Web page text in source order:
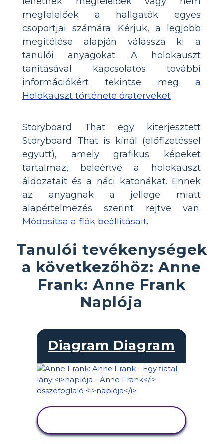
megfelelőek a hallgatók egyes
csoportjai számára. Kérjük, a legjobb
megítélése alapján válassza ki a
tanulói anyagokat. A holokauszt
tanításával kapcsolatos további
információkért tekintse meg a
Holokauszt története óraterveket
Storyboard That egy kiterjesztett
Storyboard That is kínál (előfizetéssel
együtt), amely grafikus képeket
tartalmaz, beleértve a holokauszt
áldozatait és a náci katonákat. Ennek
az anyagnak a jellege miatt
alapértelmezés szerint rejtve van.
Módosítsa a fiók beállításait.
Tanulói tevékenységek
a következőhöz: Anne
Frank: Anne Frank
Naplója
Diagram Diagram